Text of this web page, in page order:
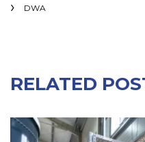
DWA
RELATED